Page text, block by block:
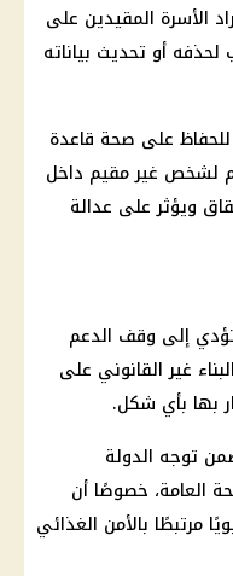
الأسرة المقيدين على
أو تحديث بياناته
على صحة قاعدة
لشخص غير مقيم داخل
ويؤثر على عدالة
تؤدي إلى وقف الدعم
غير القانوني على
بها بأي شكل.
توجه الدولة
العامة، خصوصًا أن
مرتبطًا بالأمن الغذائي